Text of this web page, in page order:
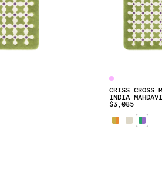
CRISS CROSS
INDIA MAHDAVI
$3,085